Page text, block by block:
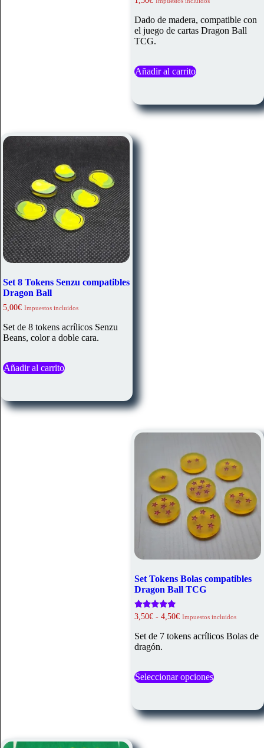
Dado de madera, compatible con
el juego de cartas Dragon Ball
TCG.
Añadir al carrito
Set 8 Tokens Senzu compatibles
Dragon Ball
5,00€ Impuestos incluidos
Set de 8 tokens acrílicos Senzu
Beans, color a doble cara.
Añadir al carrito
Set Tokens Bolas compatibles
Dragon Ball TCG
Valorado
con
5.00
de 5
3,50€ - 4,50€Rango
precios:
4,50€
Impuestos incluidos
Set de 7 tokens acrílicos Bolas de
dragón.
Seleccionar opcionesproducto
variantes.
Las